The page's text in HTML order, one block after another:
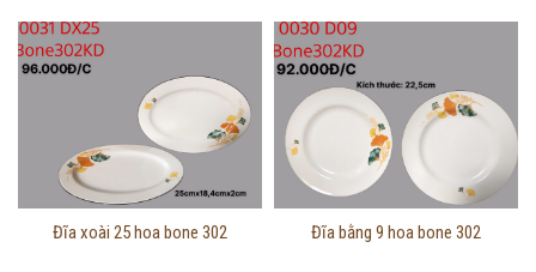
Thông tin chi tiết
Đĩa xoài 25 hoa bone 302 Thông tin chi tiết
Đĩa bằng 9 hoa bone 302